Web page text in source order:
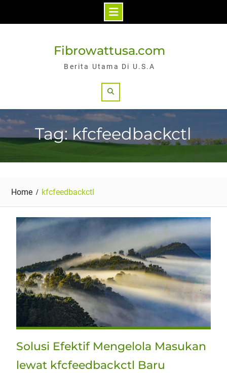
Fibrowattusa.com
Berita Utama Di U.S.A
Tag: kfcfeedbackctl
Home kfcfeedbackctl
Solusi Efektif Mengelola Masukan
lewat kfcfeedbackctl Baru